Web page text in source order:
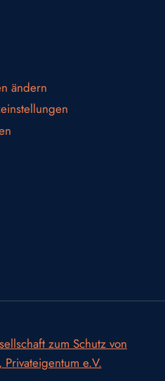
ändern
zum Schutz von
Privateigentum e.V.